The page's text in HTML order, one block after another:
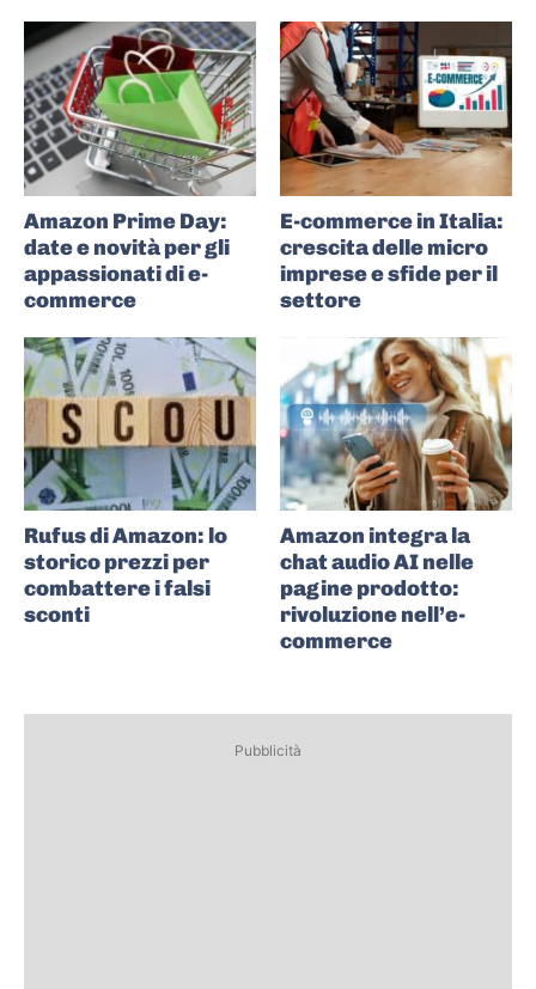
Amazon Prime Day:
date e novità per gli
appassionati di e-
commerce
E-commerce in Italia:
crescita delle micro
imprese e sfide per il
settore
Rufus di Amazon: lo
storico prezzi per
combattere i falsi
sconti
Amazon integra la
chat audio AI nelle
pagine prodotto:
rivoluzione nell’e-
commerce
Pubblicità